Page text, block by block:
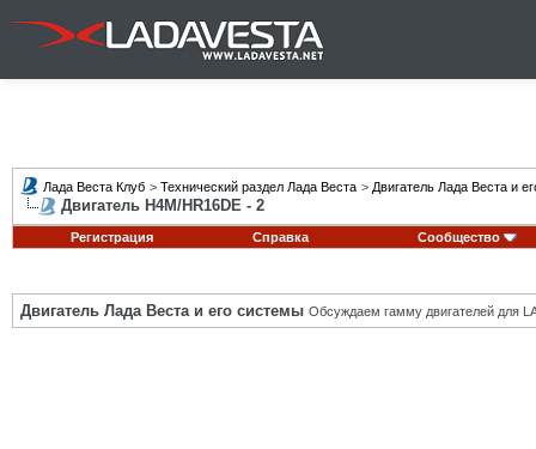
Лада Веста Клуб > Технический раздел Лада Веста > Двигатель Лада Веста и
Двигатель H4M/HR16DE - 2
Регистрация Справка Сообщество
Двигатель Лада Веста и его системы Обсуждаем гамму двигателей для